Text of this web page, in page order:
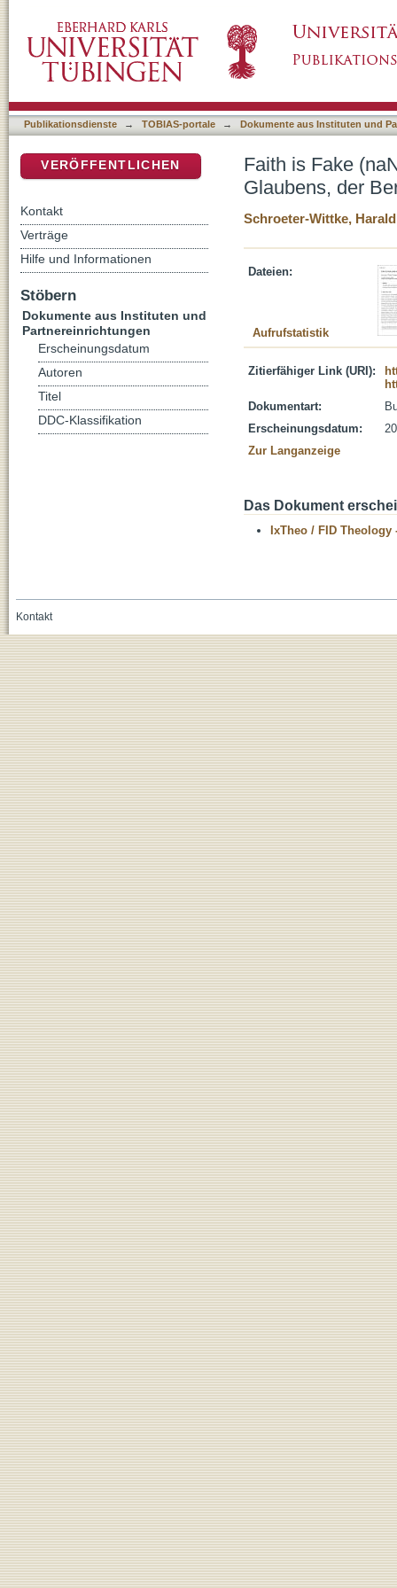
versetzen kann
Publikationsdienste → TOBIAS-portale → Dokumente aus Instituten und
Faith is Fake
Glaubens, der
Schroeter-Wittke, Harald
Dateien:
Aufrufstatistik
Zitierfähiger Link (URI):
Dokumentart:
Erscheinungsdatum:
Zur Langanzeige
Das Dokument
IxTheo / FID Theology
VERÖFFENTLICHEN
Kontakt
Verträge
Hilfe und Informationen
Stöbern
Dokumente aus Instituten und
Partnereinrichtungen
Erscheinungsdatum
Autoren
Titel
DDC-Klassifikation
Kontakt